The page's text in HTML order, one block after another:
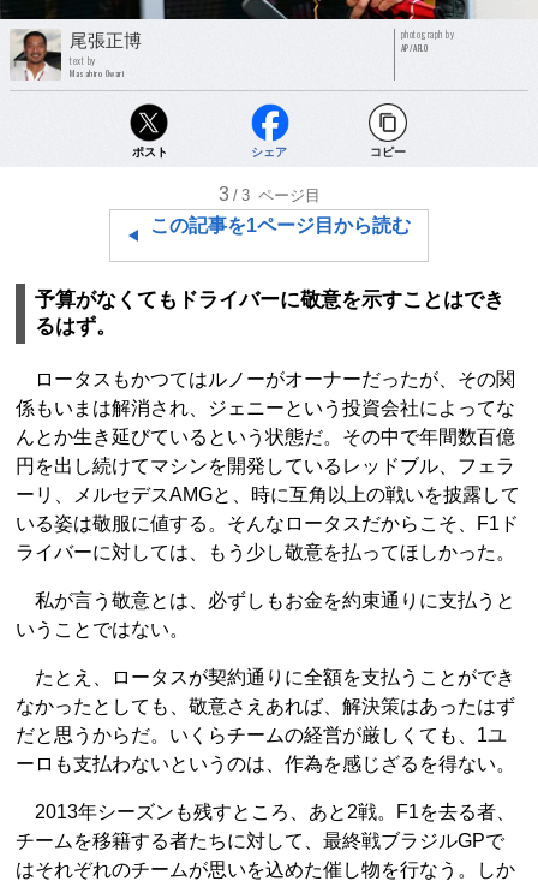
尾張正博
text by
Masahiro Owari
photograph by
AP/AFLO
ポスト シェア コピー
3 /3 ページ目
この記事を1ページ目から読む
予算がなくてもドライバーに敬意を示すことはでき
るはず。
ロータスもかつてはルノーがオーナーだったが、その関
係もいまは解消され、ジェニーという投資会社によってな
んとか生き延びているという状態だ。その中で年間数百億
円を出し続けてマシンを開発しているレッドブル、フェラ
ーリ、メルセデスAMGと、時に互角以上の戦いを披露して
いる姿は敬服に値する。そんなロータスだからこそ、F1ド
ライバーに対しては、もう少し敬意を払ってほしかった。
私が言う敬意とは、必ずしもお金を約束通りに支払うと
いうことではない。
たとえ、ロータスが契約通りに全額を支払うことができ
なかったとしても、敬意さえあれば、解決策はあったはず
だと思うからだ。いくらチームの経営が厳しくても、1ユ
ーロも支払わないというのは、作為を感じざるを得ない。
2013年シーズンも残すところ、あと2戦。F1を去る者、
チームを移籍する者たちに対して、最終戦ブラジルGPで
はそれぞれのチームが思いを込めた催し物を行なう。しか